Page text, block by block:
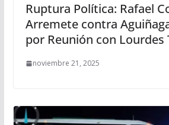
Ruptura Política: Rafael
Arremete contra
por Reunión con Lourdes
noviembre 21, 2025